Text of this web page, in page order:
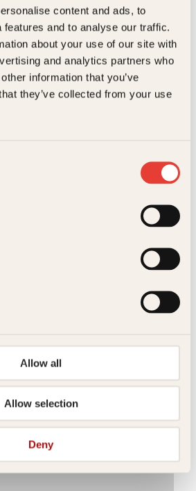
content and ads, to
features and to analyse our traffic.
about your use of our site with
and analytics partners who
information that you’ve
they’ve collected from your use
Allow all
Allow selection
Deny
Asbjørnsen
mer